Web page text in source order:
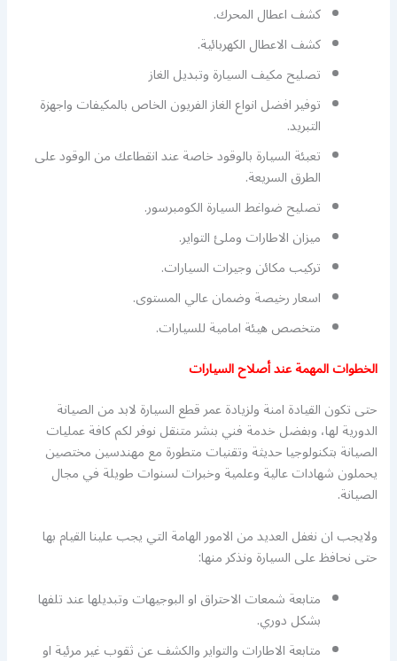
كشف اعطال المحرك.
كشف الاعطال الكهربائية.
تصليح مكيف السيارة وتبديل الغاز
توفير افضل انواع الغاز الفريون الخاص بالمكيفات واجهزة
التبريد.
تعبئة السيارة بالوقود خاصة عند انقطاعك من الوقود على
الطرق السريعة.
تصليح ضواغط السيارة الكومبرسور.
ميزان الاطارات وملئ التواير.
تركيب مكائن وجيرات السيارات.
اسعار رخيصة وضمان عالي المستوى.
متخصص هيئة امامية للسيارات.
الخطوات المهمة عند أصلاح السيارات
حتى تكون القيادة امنة ولزيادة عمر قطع السيارة لابد من الصيانة
الدورية لها، وبفضل خدمة فني بنشر متنقل نوفر لكم كافة عمليات
الصيانة بتكنولوجيا حديثة وتقنيات متطورة مع مهندسين مختصين
يحملون شهادات عالية وعلمية وخبرات لسنوات طويلة في مجال
الصيانة.
ولايجب ان نغفل العديد من الامور الهامة التي يجب علينا القيام بها
حتى نحافظ على السيارة ونذكر منها:
متابعة شمعات الاحتراق او البوجيهات وتبديلها عند تلفها
بشكل دوري.
متابعة الاطارات والتواير والكشف عن ثقوب غير مرئية او